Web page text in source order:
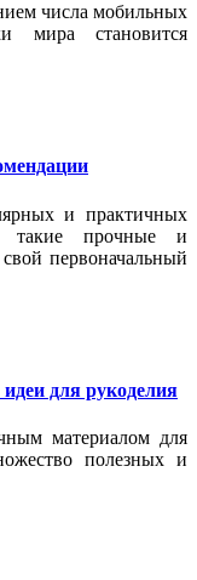
числа мобильных
мира становится
и практичных
такие прочные и
первоначальный
для рукоделия
материалом для
полезных и